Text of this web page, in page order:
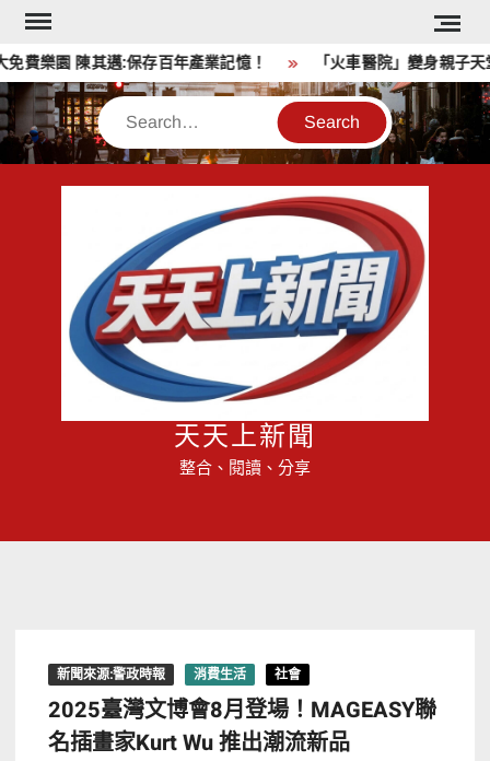
Skip
content
樂園 陳其邁:保存百年產業記憶！ 「火車醫院」變身親子天堂
Search
天天上新聞
整合、閱讀、分享
新聞來源:警政時報 消費生活 社會
2025臺灣文博會8月登場！MAGEASY聯
名插畫家Kurt Wu 推出潮流新品